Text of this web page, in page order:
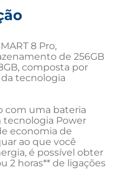
8 Pro,
de 256GB
composta por
da tecnologia
com uma bateria
tecnologia Power
economia de
ao que você
é possível obter
2 horas** de ligações